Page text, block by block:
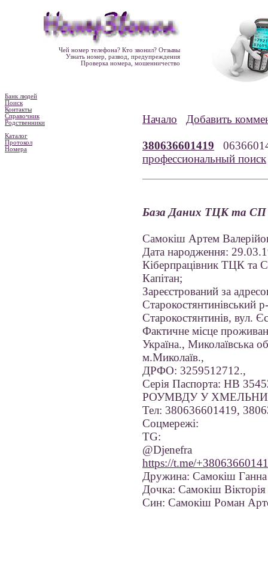
Чей номер телефона? Кто звонил? Отзывы
Узнать номер, развод, предупреждения
Проверка номера, мошенничество
Банк людей
Поиск
Контакты
Справочник
Родственники
Каталог
Протокол
Номера
Начало Добавить
380636601419
профессиональный поиск
База Даних ТЦК та СП
Самокіш Артем
Дата народження:
Кіберпрацівник ТЦК та
Капітан;
Зареєстрований за
Старокостянтинівський
Старокостянтинів, вул.
Фактичне місце
Україна., Миколаївська
м.Миколаїв.,
ДРФО: 3259512712.,
Серія Паспорта: НВ
РОУМВДУ У
Тел: 380636601419,
Соцмережі:
TG:
@Djenefra
https://t.me/
Дружина: Самокіш Ганна
Дочка: Самокіш
Син: Самокіш Роман